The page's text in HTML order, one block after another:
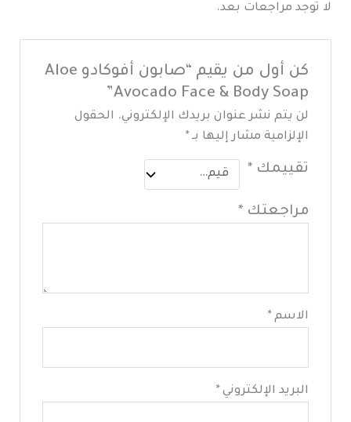
لا توجد مراجعات بعد.
كن أول من يقيم “صابون أفوكادو Aloe
Avocado Face & Body Soap”
لن يتم نشر عنوان بريدك الإلكتروني. الحقول
الإلزامية مشار إليها بـ*
تقييمك
مراجعتك
الاسم*
البريد الإلكتروني*